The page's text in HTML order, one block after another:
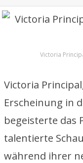
Victoria
Victoria
Erscheinung in
begeisterte das
talentierte
während ihrer